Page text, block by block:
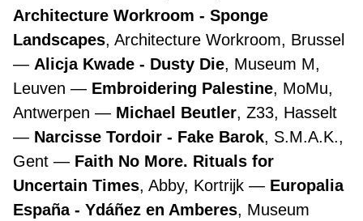
Architecture Workroom - Sponge
Landscapes, Architecture Workroom, Brussel
Alicja Kwade - Dusty Die, Museum M,
Leuven
Embroidering Palestine, MoMu,
Antwerpen
Michael Beutler, Z33, Hasselt
Narcisse Tordoir - Fake Barok, S.M.A.K.,
Gent
Faith No More. Rituals for
Uncertain Times, Abby, Kortrijk
Europalia
España - Ydáñez en Amberes, Museum